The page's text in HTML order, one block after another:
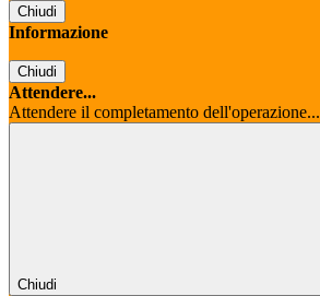
Chiudi
Informazione
Chiudi
Attendere...
Attendere il completamento dell'operazione...
Chiudi